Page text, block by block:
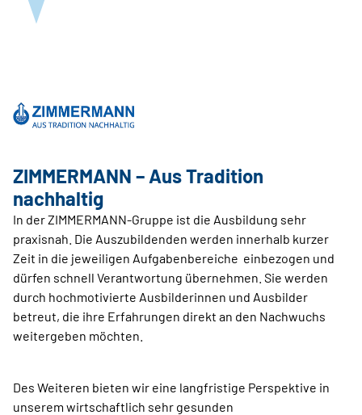
ZIMMERMANN – Aus Tradition
nachhaltig
In der ZIMMERMANN-Gruppe ist die Ausbildung sehr
praxisnah. Die Auszubildenden werden innerhalb kurzer
Zeit in die jeweiligen Aufgabenbereiche einbezogen und
dürfen schnell Verantwortung übernehmen. Sie werden
durch hochmotivierte Ausbilderinnen und Ausbilder
betreut, die ihre Erfahrungen direkt an den Nachwuchs
weitergeben möchten.
Des Weiteren bieten wir eine langfristige Perspektive in
unserem wirtschaftlich sehr gesunden